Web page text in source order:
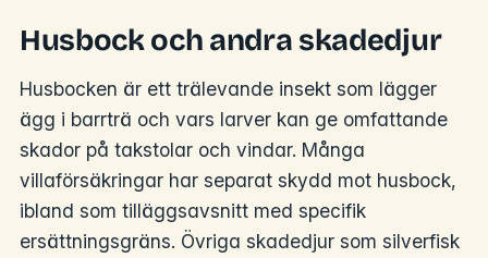
Husbock och andra skadedjur
Husbocken är ett trälevande insekt som lägger
ägg i barrträ och vars larver kan ge omfattande
skador på takstolar och vindar. Många
villaförsäkringar har separat skydd mot husbock,
ibland som tilläggsavsnitt med specifik
ersättningsgräns. Övriga skadedjur som silverfisk